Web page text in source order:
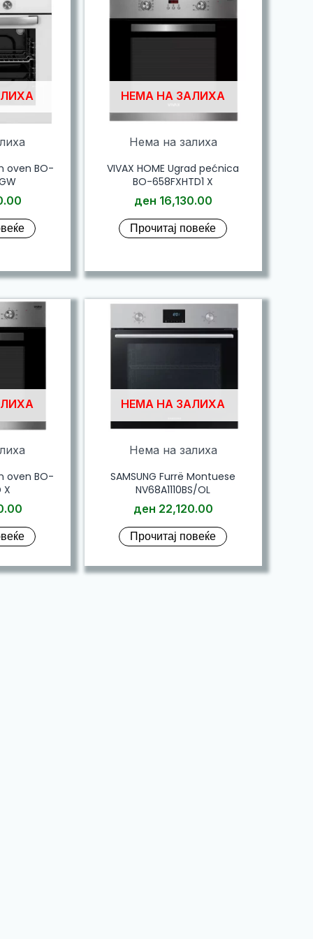
oven BO-
НЕМА НА ЗАЛИХА
Нема на залиха
VIVAX HOME Ugrad pećnica
BO-658FXHTD1 X
ден 16,130.00
Прочитај повеќе
oven BO-
X
НЕМА НА ЗАЛИХА
Нема на залиха
SAMSUNG Furrë Montuese
NV68A1110BS/OL
ден 22,120.00
Прочитај повеќе